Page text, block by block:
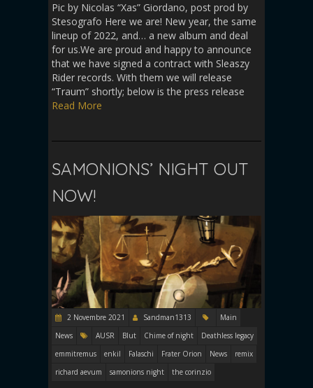
Pic by Nicolas “Xas” Giordano, post prod by
Stesografo Here we are! New year, the same
lineup of 2022, and… a new album and deal
for us.We are proud and happy to announce
that we have signed a contract with Sleaszy
Rider records. With them we will release
“Traum” shortly; below is the press release
Read More
SAMONIONS’ NIGHT OUT
NOW!
2 Novembre 2021 Sandman1313
Main
News
AUSR Blut Chime of night
Deathless legacy
emmitremus
enkil Falaschi Frater Orion News
remix
richard aevum
samonions night the corinzio